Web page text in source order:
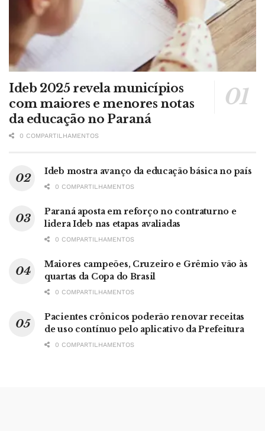
Ideb 2025 revela municípios
com maiores e menores notas
da educação no Paraná
0 COMPARTILHAMENTOS
Ideb mostra avanço da educação básica no país
0 COMPARTILHAMENTOS
Paraná aposta em reforço no contraturno e
lidera Ideb nas etapas avaliadas
0 COMPARTILHAMENTOS
Maiores campeões, Cruzeiro e Grêmio vão às
quartas da Copa do Brasil
0 COMPARTILHAMENTOS
Pacientes crônicos poderão renovar receitas
de uso contínuo pelo aplicativo da Prefeitura
0 COMPARTILHAMENTOS